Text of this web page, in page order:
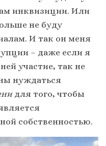
инквизиции. Или
не буду
И так он меня
– даже если я
участие, так не
нуждаться
для того, чтобы
собственностью.